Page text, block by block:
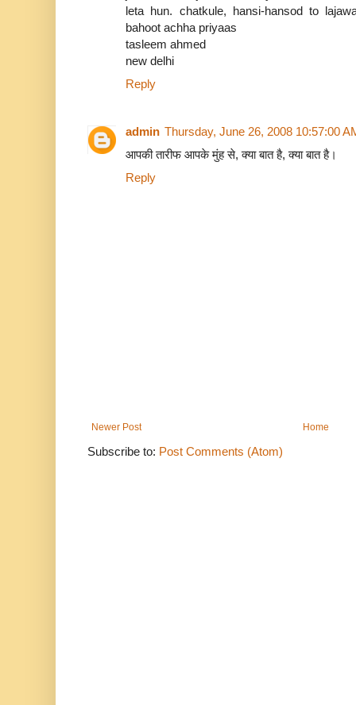
leta hun. chatkule, hansi-hansod to
bahoot achha priyaas
tasleem ahmed
new delhi
Reply
admin Thursday, June 26, 2008 10:57:00
आपकी तारीफ आपके मुंह से, क्या बात है, क्या बात है।
Reply
Newer Post Home
Subscribe to: Post Comments (Atom)